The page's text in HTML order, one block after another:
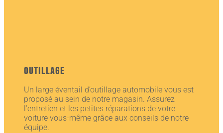
Outillage
Un large éventail d’outillage automobile vous est
proposé au sein de notre magasin. Assurez
l’entretien et les petites réparations de votre
voiture vous-même grâce aux conseils de notre
équipe.